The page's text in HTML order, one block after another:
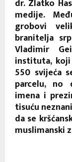
dr. Zlatko
medije.
grobovi
branitelja
Vladimir
instituta,
550 svijeća
parcelu, no
imena i
tisuću
da se
muslimanski